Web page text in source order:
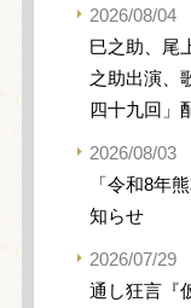
2026/08/04
巳之助、尾
之助出演、
四十九回」
2026/08/03
「令和8年
知らせ
2026/07/29
通し狂言『